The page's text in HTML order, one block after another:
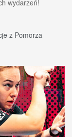
wydarzeń!
z Pomorza